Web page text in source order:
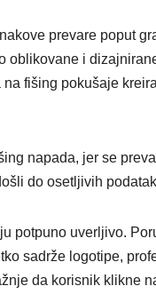
prevare poput
oblikovane i
fišing pokušaje
napada, jer se
do osetljivih
potpuno uverljivo.
sadrže logotipe,
da korisnik klikne